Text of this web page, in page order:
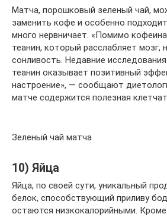
Матча, порошковый зеленый чай,
заменить кофе и особенно
много нервничает. «Помимо
теанин, который расслабляет мозг,
сонливость. Недавние
теанин оказывает позитивный
настроение», — сообщают
матче содержится полезная
Зеленый чай матча
10) Яйца
Яйца, по своей сути, уникальный
белок, способствующий приливу
остаются низкокалорийными.